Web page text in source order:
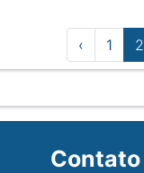
‹ 1 2
Contato